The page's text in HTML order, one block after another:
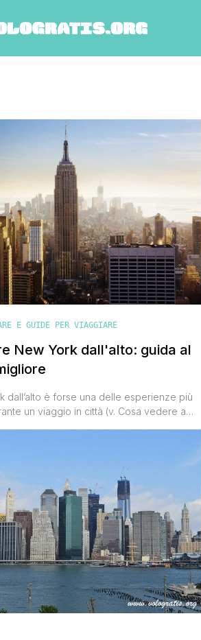
E GUIDE PER VIAGGIARE
New York dall'alto: guida al
dall’alto è forse una delle esperienze più
un viaggio in città (v. Cosa vedere a
[']